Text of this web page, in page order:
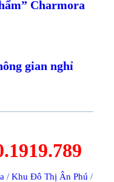
Charmora
gian nghỉ
/Khu Đô Thị Ân Phú /